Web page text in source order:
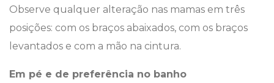
Observe qualquer alteração nas mamas em três
posições: com os braços abaixados, com os braços
levantados e com a mão na cintura.
Em pé e de preferência no banho